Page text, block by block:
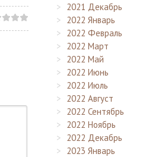
2021 Декабрь
2022 Январь
2022 Февраль
2022 Март
2022 Май
2022 Июнь
2022 Июль
2022 Август
2022 Сентябрь
2022 Ноябрь
2022 Декабрь
2023 Январь